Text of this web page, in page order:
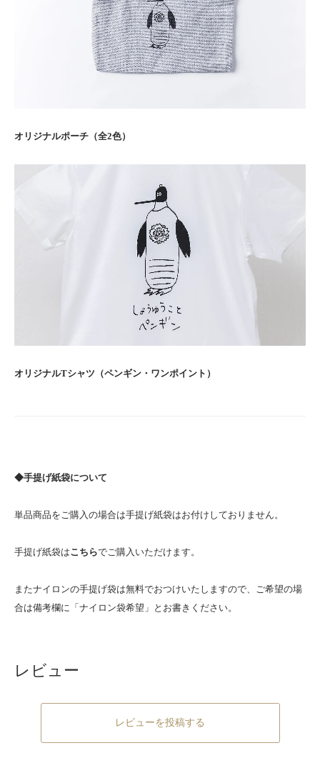
オリジナルポーチ（全2色）
オリジナルTシャツ（ペンギン・ワンポイント）
◆手提げ紙袋について
単品商品をご購入の場合は手提げ紙袋はお付けしておりません。
手提げ紙袋はこちらでご購入いただけます。
またナイロンの手提げ袋は無料でおつけいたしますので、ご希望の場
合は備考欄に「ナイロン袋希望」とお書きください。
レビュー
レビューを投稿する